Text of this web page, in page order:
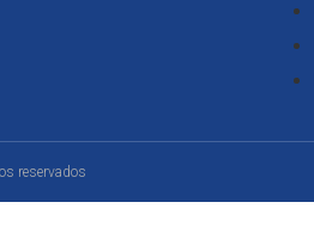
reservados